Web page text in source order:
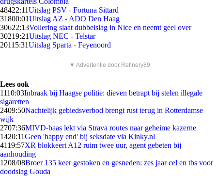
48422:11Uitslag PSV - Fortuna Sittard
31800:01Uitslag AZ - ADO Den Haag
30622:13Vollering slaat dubbelslag in Nice en neemt geel over
30219:21Uitslag NEC - Telstar
20115:31Uitslag Sparta - Feyenoord
▼ Advertentie door Refinery89
Lees ook
1110:03Inbraak bij Haagse politie: dieven betrapt bij stelen illegale
sigaretten
2409:50Nachtelijk gebiedsverbod brengt rust terug in Rotterdamse
wijk
2707:36MIVD-baas lekt via Strava routes naar geheime kazerne
1420:11Geen 'happy end' bij seksdate via Kinky.nl
4119:57XR blokkeert A12 ruim twee uur, agent gebeten bij
aanhouding
1208/08Broer 135 keer gestoken en gesneden: zes jaar cel en tbs voor
doodslag Gouda